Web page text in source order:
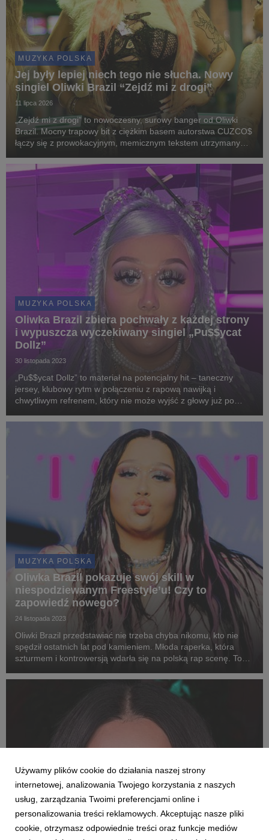
MUZYKA POLSKA
Jej były lepiej niech tego nie słucha. Nowy
singiel Oliwki Brazil “Zejdź mi z drogi”
11 lipca 2026
„Zejdź mi z drogi” to nowoczesny, surowy banger od Oliwki
Brazil. Mocny trapowy bit z ciężkim basem autorstwa CUZCO$
łączy się z prowokacyjnym, memicznym tekstem utrzymanym
MUZYKA POLSKA
Oliwka Brazil zbiera pochwały z każdej strony
i wypuszcza wyczekiwany singiel „Pu$$ycat
Dollz”
30 listopada 2023
„Pu$$ycat Dollz” to materiał na potencjalny hit – taneczny
jersey, klubowy rytm w połączeniu z rapową nawijką i
chwytliwym refrenem, który nie może wyjść z głowy już po
bardzo mocny stylu, wyważając na wejściu drzw...
MUZYKA POLSKA
Oliwka Brazil pokazuje swój skill w
niespodziewanym Freestyle’u! Czy to
zapowiedź nowego?
24 listopada 2023
Oliwki Brazil przedstawiać nie trzeba chyba nikomu, kto nie
spędził ostatnich lat pod kamieniem. Młoda raperka, która
szturmem i kontrowersją wdarła się na polską rap scenę. To
Historia kontrowersji związanych z Oli...
AKTUALNOŚCI
Używamy plików cookie do działania naszej strony
internetowej, analizowania Twojego korzystania z naszych
usług, zarządzania Twoimi preferencjami online i
personalizowania treści reklamowych. Akceptując nasze pliki
cookie, otrzymasz odpowiednie treści oraz funkcje mediów